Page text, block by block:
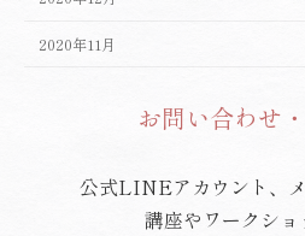
2020年11月
お問い合わせ
公式LINEアカウント、
講座やワークショ